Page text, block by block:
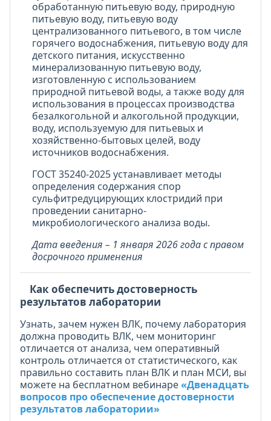
обработанную питьевую воду, природную
питьевую воду, питьевую воду
централизованного питьевого, в том числе
горячего водоснабжения, питьевую воду для
детского питания, искусственно
минерализованную питьевую воду,
изготовленную с использованием
природной питьевой воды, а также воду для
использования в процессах производства
безалкогольной и алкогольной продукции,
воду, используемую для питьевых и
хозяйственно-бытовых целей, воду
источников водоснабжения.
ГОСТ 35240-2025 устанавливает методы
определения содержания спор
сульфитредуцирующих клостридий при
проведении санитарно-
микробиологического анализа воды.
Дата введения – 1 января 2026 года с правом
досрочного применения
Как обеспечить достоверность
результатов лаборатории
Узнать, зачем нужен ВЛК, почему лаборатория
должна проводить ВЛК, чем мониторинг
отличается от анализа, чем оперативный
контроль отличается от статистического, как
правильно составить план ВЛК и план МСИ, вы
можете на бесплатном вебинаре«Двенадцать
вопросов про обеспечение достоверности
результатов лаборатории»